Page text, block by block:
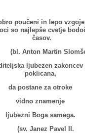
poučeni in lepo
so najlepše cvetje
časov.
(bl. Anton Martin
ljubezen zakoncev
poklicana,
da postane za otroke
vidno znamenje
ljubezni Boga samega.
(sv. Janez Pavel II.